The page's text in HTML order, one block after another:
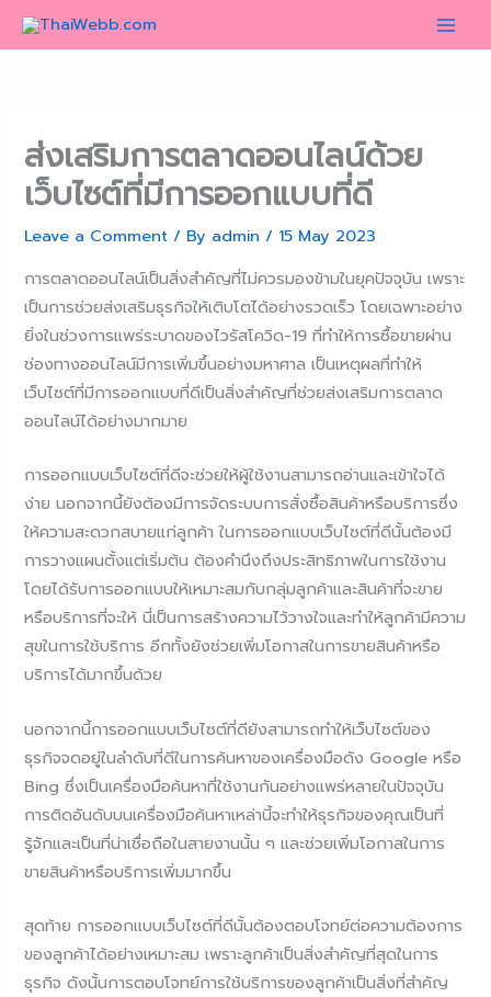
Skip
ส่งเสริมการตลาดออนไลน์ด้วย
เว็บไซต์ที่มีการออกแบบที่ดี
Leave a Comment / By admin/ 15 May 2023
การตลาดออนไลน์เป็นสิ่งสำคัญที่ไม่ควรมองข้ามในยุคปัจจุบัน เพราะ
เป็นการช่วยส่งเสริมธุรกิจให้เติบโตได้อย่างรวดเร็ว โดยเฉพาะอย่าง
ยิ่งในช่วงการแพร่ระบาดของไวรัสโควิด-19 ที่ทำให้การซื้อขายผ่าน
ช่องทางออนไลน์มีการเพิ่มขึ้นอย่างมหาศาล เป็นเหตุผลที่ทำให้
เว็บไซต์ที่มีการออกแบบที่ดีเป็นสิ่งสำคัญที่ช่วยส่งเสริมการตลาด
ออนไลน์ได้อย่างมากมาย
การออกแบบเว็บไซต์ที่ดีจะช่วยให้ผู้ใช้งานสามารถอ่านและเข้าใจได้
ง่าย นอกจากนี้ยังต้องมีการจัดระบบการสั่งซื้อสินค้าหรือบริการซึ่ง
ให้ความสะดวกสบายแก่ลูกค้า ในการออกแบบเว็บไซต์ที่ดีนั้นต้องมี
การวางแผนตั้งแต่เริ่มต้น ต้องคำนึงถึงประสิทธิภาพในการใช้งาน
โดยได้รับการออกแบบให้เหมาะสมกับกลุ่มลูกค้าและสินค้าที่จะขาย
หรือบริการที่จะให้ นี่เป็นการสร้างความไว้วางใจและทำให้ลูกค้ามีความ
สุขในการใช้บริการ อีกทั้งยังช่วยเพิ่มโอกาสในการขายสินค้าหรือ
บริการได้มากขึ้นด้วย
นอกจากนี้การออกแบบเว็บไซต์ที่ดียังสามารถทำให้เว็บไซต์ของ
ธุรกิจจดอยู่ในลำดับที่ดีในการค้นหาของเครื่องมือดัง Google หรือ
Bing ซึ่งเป็นเครื่องมือค้นหาที่ใช้งานกันอย่างแพร่หลายในปัจจุบัน
การติดอันดับบนเครื่องมือค้นหาเหล่านี้จะทำให้ธุรกิจของคุณเป็นที่
รู้จักและเป็นที่น่าเชื่อถือในสายงานนั้น ๆ และช่วยเพิ่มโอกาสในการ
ขายสินค้าหรือบริการเพิ่มมากขึ้น
สุดท้าย การออกแบบเว็บไซต์ที่ดีนั้นต้องตอบโจทย์ต่อความต้องการ
ของลูกค้าได้อย่างเหมาะสม เพราะลูกค้าเป็นสิ่งสำคัญที่สุดในการ
ธุรกิจ ดังนั้นการตอบโจทย์การใช้บริการของลูกค้าเป็นสิ่งที่สำคัญ